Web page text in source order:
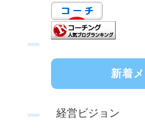
新着
経営ビジョン